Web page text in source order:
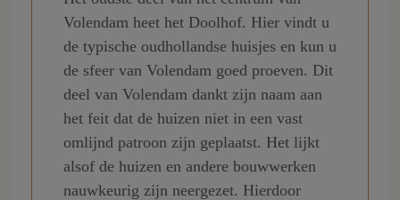
Volendam heet het Doolhof. Hier vindt u
de typische oudhollandse huisjes en kun u
de sfeer van Volendam goed proeven. Dit
deel van Volendam dankt zijn naam aan
het feit dat de huizen niet in een vast
omlijnd patroon zijn geplaatst. Het lijkt
alsof de huizen en andere bouwwerken
nauwkeurig zijn neergezet. Hierdoor